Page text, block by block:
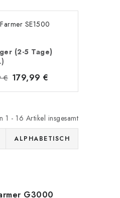
SE1500
(2-5 Tage)
€ 179,99 €
1 - 16 Artikel insgesamt
ALPHABETISCH
G3000